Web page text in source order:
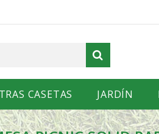
CASETAS JARDÍN